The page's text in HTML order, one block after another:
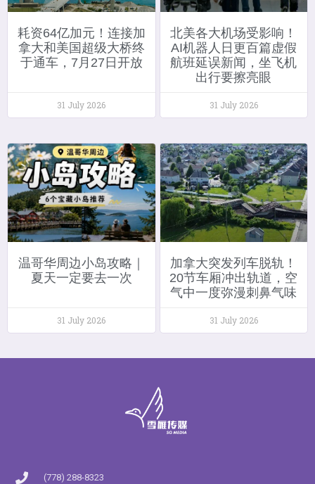
耗资64亿加元！连接加
拿大和美国超级大桥终
于通车，7月27日开放
31 July 2026
北美各大机场受影响！
AI机器人日更百篇虚假
航班延误新闻，坐飞机
出行要擦亮眼
31 July 2026
温哥华周边小岛攻略｜
夏天一定要去一次
31 July 2026
加拿大突发列车脱轨！
20节车厢冲出轨道，空
气中一度弥漫刺鼻气味
31 July 2026
(778) 288-8323